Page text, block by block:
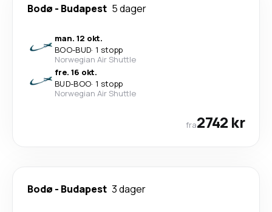
Bodø - Budapest 5 dager
man. 12 okt.
BOO-BUD· 1 stopp
Norwegian Air Shuttle
fre. 16 okt.
BUD-BOO· 1 stopp
Norwegian Air Shuttle
fra2742 kr
Bodø - Budapest 3 dager